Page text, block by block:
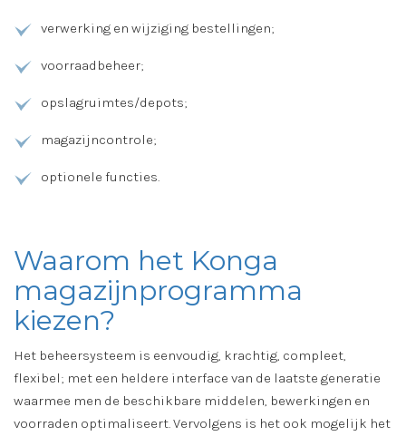
verwerking en wijziging bestellingen;
voorraadbeheer;
opslagruimtes/depots;
magazijncontrole;
optionele functies.
Waarom het Konga
magazijnprogramma
kiezen?
Het beheersysteem is eenvoudig, krachtig, compleet,
flexibel; met een heldere interface van de laatste generatie
waarmee men de beschikbare middelen, bewerkingen en
voorraden optimaliseert. Vervolgens is het ook mogelijk het